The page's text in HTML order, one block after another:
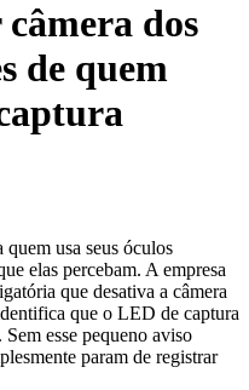
dos
de quem
usa seus óculos
elas percebam. A empresa
que desativa a câmera
que o LED de captura
esse pequeno aviso
param de registrar